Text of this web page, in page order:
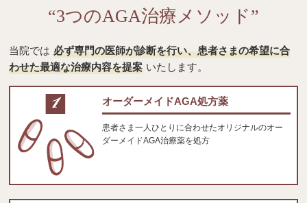
“3つのAGA治療メソッド”
当院では 必ず専門の医師が診断を行い、患者さまの希望に合
わせた最適な治療内容を提案 いたします。
オーダーメイドAGA処方薬
患者さま一人ひとりに合わせたオリジナルのオー
ダーメイドAGA治療薬を処方